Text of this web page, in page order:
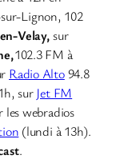
Lignon, 102
Velay,sur
102.3 FM à
Radio Alto94.8
sur Jet FM
les webradios
(lundi à 13h).
.